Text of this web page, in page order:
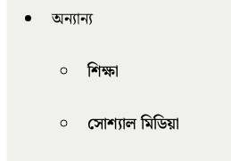
অন্যান্য
শিক্ষা
সোশ্যাল মিডিয়া